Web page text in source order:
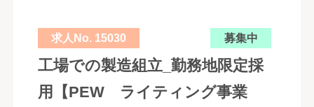
求人No. 15030 募集中
工場での製造組立_勤務地限定採
用【PEW ライティング事業